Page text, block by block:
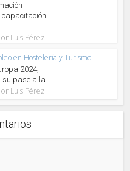
capacitación
Luis Pérez
en Hostelería y Turismo
2024,
pase a la...
Luis Pérez